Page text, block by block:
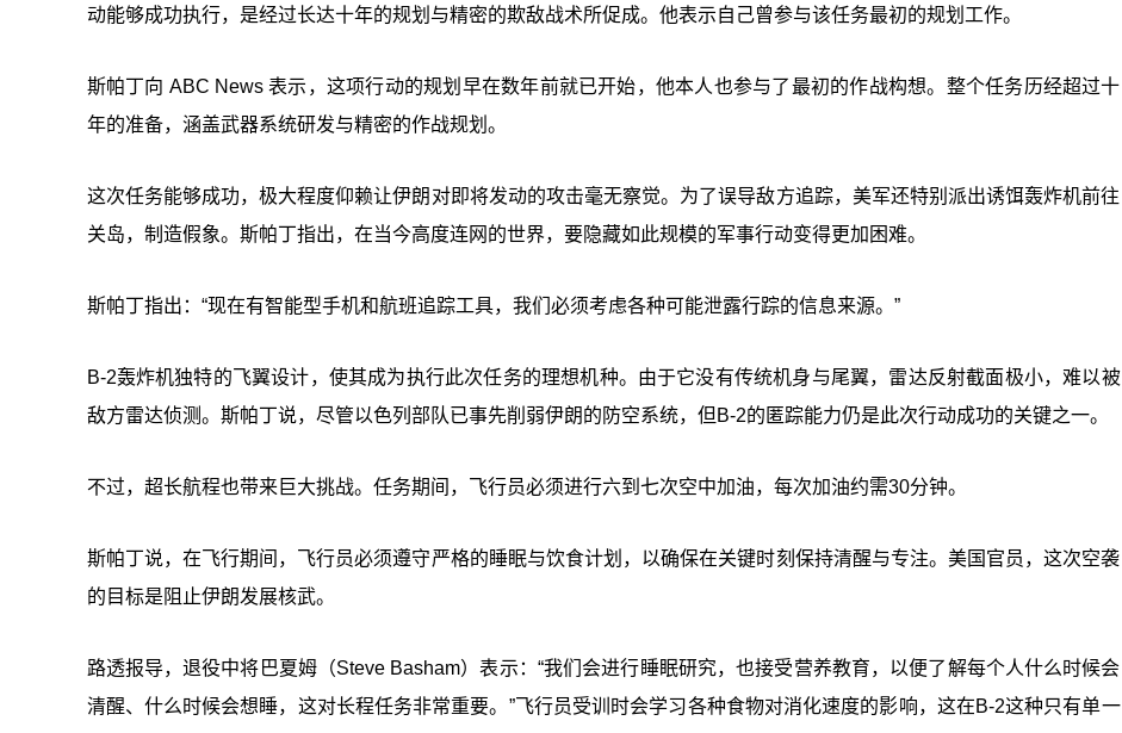
动能够成功执行，是经过长达十年的规划与精密的欺敌战术所促成。他表示自己曾参与该任务最初的规划工作。
斯帕丁向 ABC News 表示，这项行动的规划早在数年前就已开始，他本人也参与了最初的作战构想。整个任务历经超过十
年的准备，涵盖武器系统研发与精密的作战规划。
这次任务能够成功，极大程度仰赖让伊朗对即将发动的攻击毫无察觉。为了误导敌方追踪，美军还特别派出诱饵轰炸机前往
关岛，制造假象。斯帕丁指出，在当今高度连网的世界，要隐藏如此规模的军事行动变得更加困难。
斯帕丁指出：“现在有智能型手机和航班追踪工具，我们必须考虑各种可能泄露行踪的信息来源。”
B-2轰炸机独特的飞翼设计，使其成为执行此次任务的理想机种。由于它没有传统机身与尾翼，雷达反射截面极小，难以被
敌方雷达侦测。斯帕丁说，尽管以色列部队已事先削弱伊朗的防空系统，但B-2的匿踪能力仍是此次行动成功的关键之一。
不过，超长航程也带来巨大挑战。任务期间，飞行员必须进行六到七次空中加油，每次加油约需30分钟。
斯帕丁说，在飞行期间，飞行员必须遵守严格的睡眠与饮食计划，以确保在关键时刻保持清醒与专注。美国官员，这次空袭
的目标是阻止伊朗发展核武。
路透报导，退役中将巴夏姆（Steve Basham）表示：“我们会进行睡眠研究，也接受营养教育，以便了解每个人什么时候会
清醒、什么时候会想睡，这对长程任务非常重要。”飞行员受训时会学习各种食物对消化速度的影响，这在B-2这种只有单一